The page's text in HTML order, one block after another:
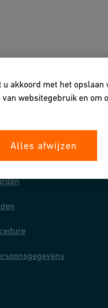
& Service
akkoord met het
websitegebruik en om
Alles afwijzen